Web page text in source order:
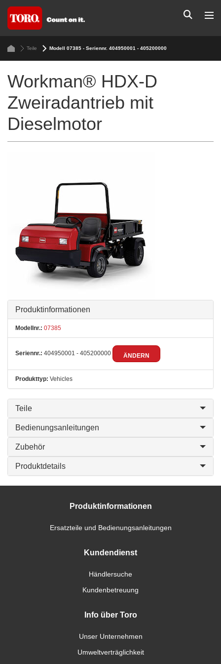
Teile Modell 07385 - Seriennr. 404950001 - 405200000
Workman® HDX-D
Zweiradantrieb mit
Dieselmotor
Produktinformationen
Modellnr.: 07385
Seriennr.: 404950001 - 405200000 ÄNDERN
Produkttyp: Vehicles
Teile
Bedienungsanleitungen
Zubehör
Produktdetails
Produktinformationen
Ersatzteile und Bedienungsanleitungen
Kundendienst
Händlersuche
Kundenbetreuung
Info über Toro
Unser Unternehmen
Umweltverträglichkeit